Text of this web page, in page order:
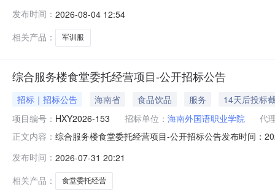
次招标）品牌（如有）：详见附件规格型号：详见附件
约定，本
发布时间： 2026-08-04 12:54
相关产品：
军训服
综合服务楼食堂委托经营项目-公开招标公告
招标｜招标公告 海南省 食品饮品 服务
14天后投标
项目编号： HXY2026-153 招标单位： 海南外国语职业学院
代
正文内容： 综合服务楼食堂委托经营项目-公开招标公告发布时间：
本情况项目编号：HXY2026-153招标编号：
发布时间： 2026-07-31 20:21
相关产品：
食堂委托经营